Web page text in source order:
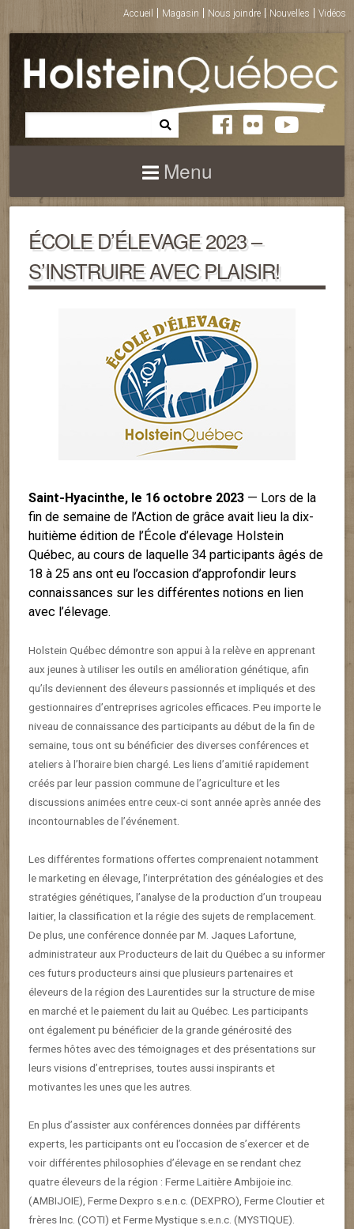
Accueil Magasin Nous joindre Nouvelles Vidéos
Menu
ÉCOLE D’ÉLEVAGE 2023 –
S’INSTRUIRE AVEC PLAISIR!
Saint-Hyacinthe, le 16 octobre 2023 — Lors de la
fin de semaine de l’Action de grâce avait lieu la dix-
huitième édition de l’École d’élevage Holstein
Québec, au cours de laquelle 34 participants âgés de
18 à 25 ans ont eu l’occasion d’approfondir leurs
connaissances sur les différentes notions en lien
avec l’élevage.
Holstein Québec démontre son appui à la relève en apprenant
aux jeunes à utiliser les outils en amélioration génétique, afin
qu’ils deviennent des éleveurs passionnés et impliqués et des
gestionnaires d’entreprises agricoles efficaces. Peu importe le
niveau de connaissance des participants au début de la fin de
semaine, tous ont su bénéficier des diverses conférences et
ateliers à l’horaire bien chargé. Les liens d’amitié rapidement
créés par leur passion commune de l’agriculture et les
discussions animées entre ceux-ci sont année après année des
incontournables de l’événement.
Les différentes formations offertes comprenaient notamment
le marketing en élevage, l’interprétation des généalogies et des
stratégies génétiques, l’analyse de la production d’un troupeau
laitier, la classification et la régie des sujets de remplacement.
De plus, une conférence donnée par M. Jaques Lafortune,
administrateur aux Producteurs de lait du Québec a su informer
ces futurs producteurs ainsi que plusieurs partenaires et
éleveurs de la région des Laurentides sur la structure de mise
en marché et le paiement du lait au Québec. Les participants
ont également pu bénéficier de la grande générosité des
fermes hôtes avec des témoignages et des présentations sur
leurs visions d’entreprises, toutes aussi inspirants et
motivantes les unes que les autres.
En plus d’assister aux conférences données par différents
experts, les participants ont eu l’occasion de s’exercer et de
voir différentes philosophies d’élevage en se rendant chez
quatre éleveurs de la région : Ferme Laitière Ambijoie inc.
(AMBIJOIE), Ferme Dexpro s.e.n.c. (DEXPRO), Ferme Cloutier et
frères Inc. (COTI) et Ferme Mystique s.e.n.c. (MYSTIQUE).